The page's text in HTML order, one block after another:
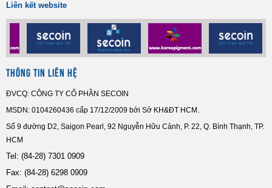
Liên kết website
THÔNG TIN LIÊN HỆ
ĐVCQ: CÔNG TY CỔ PHẦN SECOIN
MSDN: 0104260436 cấp 17/12/2009 bởi Sở KH&ĐT HCM.
Số 9 đường D2, Saigon Pearl, 92 Nguyễn Hữu Cảnh, P. 22, Q. Bình Thạnh, TP.
HCM
Tel: (84-28) 7301 0909
Fax: (84-28) 6298 0909